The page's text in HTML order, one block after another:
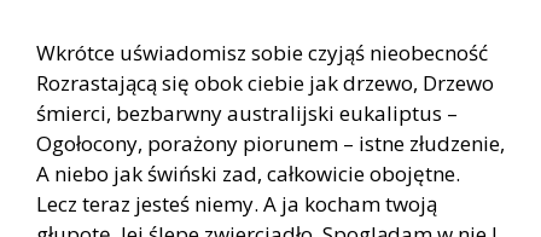
Wkrótce uświadomisz sobie czyjąś nieobecność
Rozrastającą się obok ciebie jak drzewo, Drzewo
śmierci, bezbarwny australijski eukaliptus –
Ogołocony, porażony piorunem – istne złudzenie,
A niebo jak świński zad, całkowicie obojętne.
Lecz teraz jesteś niemy. A ja kocham twoją